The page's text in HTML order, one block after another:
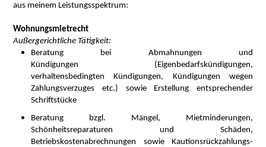
aus meinem Leistungsspektrum:
Wohnungsmietrecht
Außergerichtliche Tätigkeit:
Beratung bei Abmahnungen und
Kündigungen (Eigenbedarfskündigungen,
verhaltensbedingten Kündigungen, Kündigungen wegen
Zahlungsverzuges etc.) sowie Erstellung entsprechender
Schriftstücke
Beratung bzgl. Mängel, Mietminderungen,
Schönheitsreparaturen und Schäden,
Betriebskostenabrechnungen sowie Kautionsrückzahlungs-